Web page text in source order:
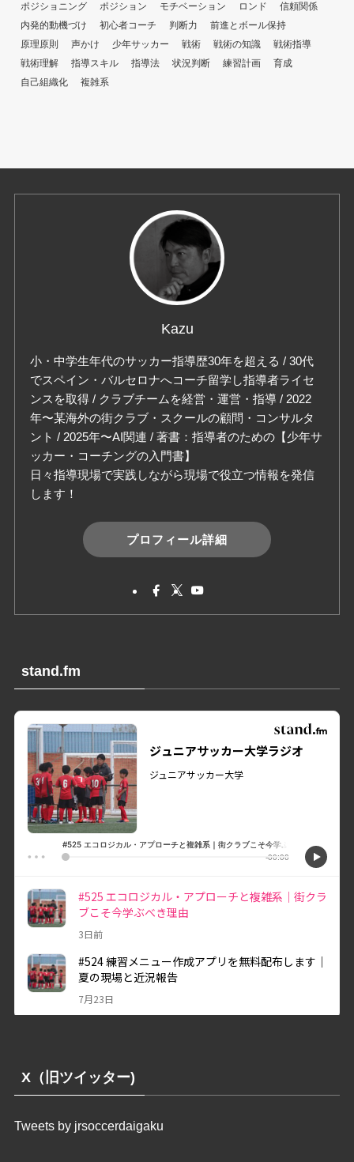
ポジショニング
ポジション モチベーション ロンド
信頼関係
内発的動機づけ
初心者コーチ 判断力
前進とボール保持
原理原則
声かけ 少年サッカー 戦術 戦術の知識
戦術指導
戦術理解
指導スキル 指導法 状況判断 練習計画
育成
自己組織化
複雑系
Kazu
小・中学生年代のサッカー指導歴30年を超える / 30代
でスペイン・バルセロナへコーチ留学し指導者ライセ
ンスを取得 / クラブチームを経営・運営・指導 / 2022
年〜某海外の街クラブ・スクールの顧問・コンサルタ
ント / 2025年〜AI関連 / 著書：指導者のための【少年サ
ッカー・コーチングの入門書】
日々指導現場で実践しながら現場で役立つ情報を発信
します！
プロフィール詳細
stand.fm
X（旧ツイッター)
Tweets by jrsoccerdaigaku